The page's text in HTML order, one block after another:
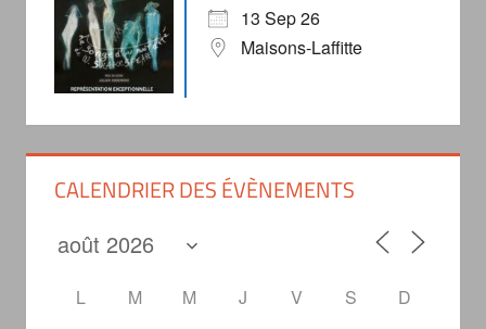
13 Sep 26
Maisons-Laffitte
CALENDRIER DES ÉVÈNEMENTS
L M M J V S
D